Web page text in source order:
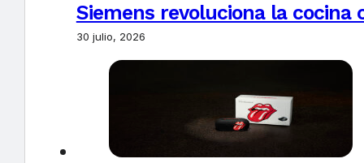
Siemens revoluciona la
30 julio, 2026